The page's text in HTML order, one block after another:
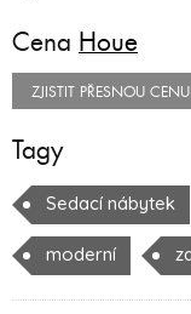
Cena Houe
ZJISTIT PŘESNOU CENU
Tagy
Sedací nábytek
moderní